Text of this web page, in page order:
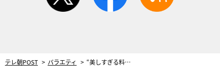
テレ朝POST バラエティ “美しすぎる料理研究家”大原千鶴の魅力はギャップ！主婦必見のアイディア披露